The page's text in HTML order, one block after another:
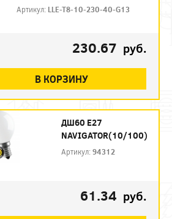
Артикул: LLE-T8-10-230-40-G13
230.67 руб.
В КОРЗИНУ
ДШ60 Е27
NAVIGATOR(10/100)
Артикул:94312
61.34 руб.